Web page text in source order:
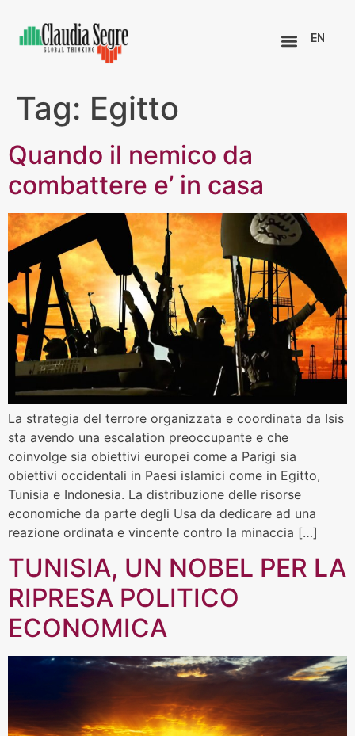
EN
Tag: Egitto
Quando il nemico da
combattere e’ in casa
La strategia del terrore organizzata e coordinata da Isis
sta avendo una escalation preoccupante e che
coinvolge sia obiettivi europei come a Parigi sia
obiettivi occidentali in Paesi islamici come in Egitto,
Tunisia e Indonesia. La distribuzione delle risorse
economiche da parte degli Usa da dedicare ad una
reazione ordinata e vincente contro la minaccia […]
TUNISIA, UN NOBEL PER LA
RIPRESA POLITICO
ECONOMICA